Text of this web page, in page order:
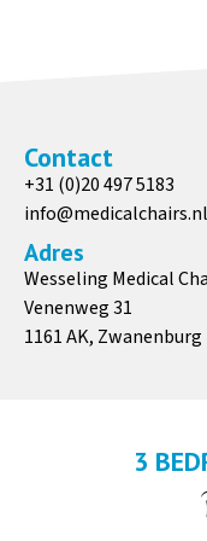
Contact
+31 (0)20 497 5183
info@medicalchairs.nl
Adres
Wesseling Medical
Venenweg 31
1161 AK, Zwanenburg
3